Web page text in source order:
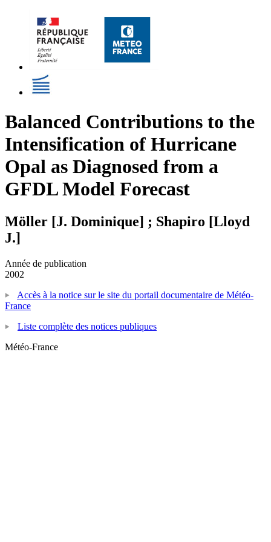
Balanced Contributions to the
Intensification of Hurricane
Opal as Diagnosed from a
GFDL Model Forecast
Möller [J. Dominique] ; Shapiro [Lloyd
J.]
Année de publication
2002
Accès à la notice sur le site du portail documentaire de Météo-
France
Liste complète des notices publiques
Météo-France